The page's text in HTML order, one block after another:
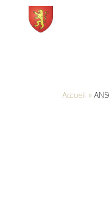
Accueil »